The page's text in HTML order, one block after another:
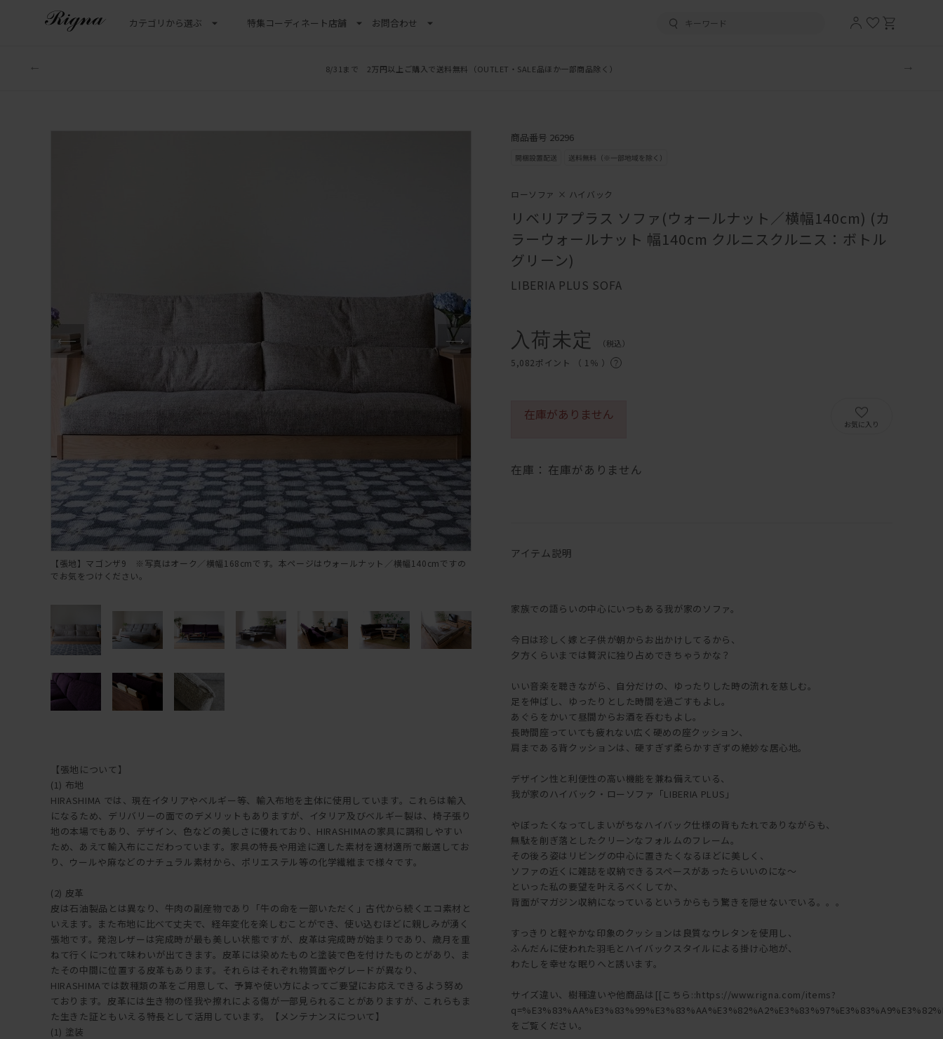
カテゴリから選ぶ 特集コーディネート店舗 お問合わせ
8/31まで 2万円以上ご購入で送料無料 （OUTLET・SALE品ほか一部商品除く）
【張地】マゴンザ9 ※写真はオーク／横幅168cmです。本ページはウォールナット／横幅140cmですの
でお気をつけください。
【張地について】
(1) 布地
HIRASHIMA では、現在イタリアやベルギー等、輸入布地を主体に使用しています。これらは輸入
になるため、デリバリーの面でのデメリットもありますが、イタリア及びベルギー製は、椅子張り
地の本場でもあり、デザイン、色などの美しさに優れており、HIRASHIMAの家具に調和しやすい
ため、あえて輸入布にこだわっています。家具の特長や用途に適した素材を適材適所で厳選してお
り、ウールや麻などのナチュラル素材から、ポリエステル等の化学繊維まで様々です。
(2) 皮革
皮は石油製品とは異なり、牛肉の副産物であり「牛の命を一部いただく」古代から続くエコ素材と
いえます。また布地に比べて丈夫で、経年変化を楽しむことができ、使い込むほどに親しみが湧く
張地です。発泡レザーは完成時が最も美しい状態ですが、皮革は完成時が始まりであり、歳月を重
ねて行くにつれて味わいが出てきます。皮革には染めたものと塗装で色を付けたものとがあり、ま
たその中間に位置する皮革もあります。それらはそれぞれ物質面やグレードが異なり、
HIRASHIMAでは数種類の革をご用意して、予算や使い方によってご要望にお応えできるよう努め
ております。皮革には生き物の怪我や擦れによる傷が一部見られることがありますが、これらもま
た生きた証ともいえる特長として活用しています。【メンテナンスについて】
(1) 塗装
商品番号 26296
ローソファ × ハイバック
リベリアプラス ソファ(ウォールナット／横幅140cm) (カ
ラーウォールナット 幅140cm クルニスクルニス：ボトル
グリーン)
LIBERIA PLUS SOFA
入荷未定 （税込）
5,082ポイント （ 1％ ）
在庫： 在庫がありません
在庫がありません
お気に入り
アイテム説明
家族での語らいの中心にいつもある我が家のソファ。
今日は珍しく嫁と子供が朝からお出かけしてるから、
夕方くらいまでは贅沢に独り占めできちゃうかな？
いい音楽を聴きながら、自分だけの、ゆったりした時の流れを慈しむ。
足を伸ばし、ゆったりとした時間を過ごすもよし。
あぐらをかいて昼間からお酒を呑むもよし。
長時間座っていても疲れない広く硬めの座クッション、
肩まである背クッションは、硬すぎず柔らかすぎずの絶妙な居心地。
デザイン性と利便性の高い機能を兼ね備えている、
我が家のハイバック・ローソファ「LIBERIA PLUS」
やぼったくなってしまいがちなハイバック仕様の背もたれでありながらも、
無駄を削ぎ落としたクリーンなフォルムのフレーム。
その後ろ姿はリビングの中心に置きたくなるほどに美しく、
ソファの近くに雑誌を収納できるスペースがあったらいいのにな～
といった私の要望を叶えるべくしてか、
背面がマガジン収納になっているというからもう驚きを隠せないでいる。。。
すっきりと軽やかな印象のクッションは良質なウレタンを使用し、
ふんだんに使われた羽毛とハイバックスタイルによる掛け心地が、
わたしを幸せな眠りへと誘います。
サイズ違い、樹種違いや他商品は[[こちら::https://www.rigna.com/items?
をご覧ください。